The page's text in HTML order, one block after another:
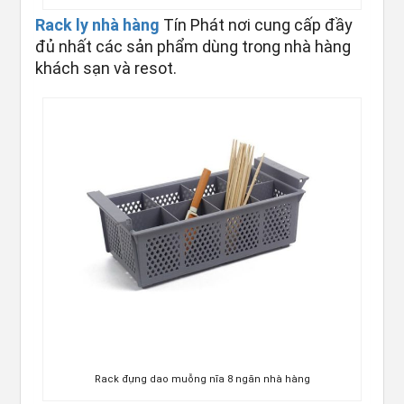
Rack ly nhà hàng Tín Phát nơi cung cấp đầy
đủ nhất các sản phẩm dùng trong nhà hàng
khách sạn và resot.
Rack đựng dao muỗng nĩa 8 ngăn nhà hàng